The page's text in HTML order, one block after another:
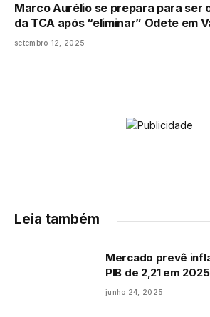
Marco Aurélio se prepara para ser
da TCA após “eliminar” Odete em
setembro 12, 2025
Leia também
Mercado prevê
PIB de 2,21 em 2025
junho 24, 2025